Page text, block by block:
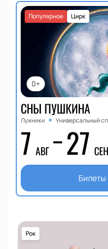
0+
Цирк
Популярное
СНЫ ПУШКИНА
Лужники Универсальный
7 АВГ 27
Билеты
Рок